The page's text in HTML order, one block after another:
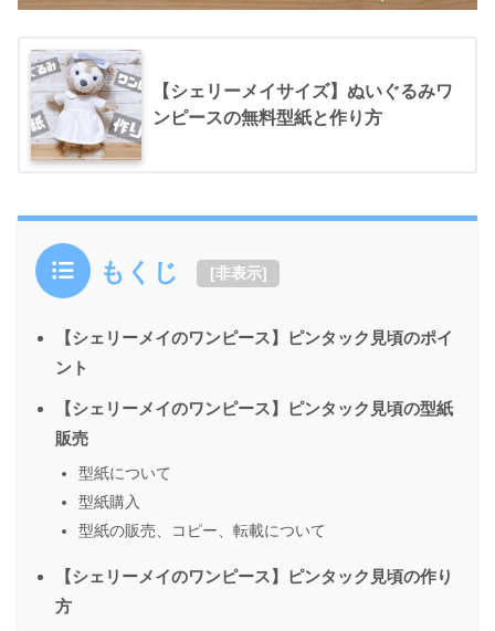
【シェリーメイサイズ】ぬいぐるみワ
ンピースの無料型紙と作り方
もくじ [非表示]
【シェリーメイのワンピース】ピンタック見頃のポイ
ント
【シェリーメイのワンピース】ピンタック見頃の型紙
販売
型紙について
型紙購入
型紙の販売、コピー、転載について
【シェリーメイのワンピース】ピンタック見頃の作り
方